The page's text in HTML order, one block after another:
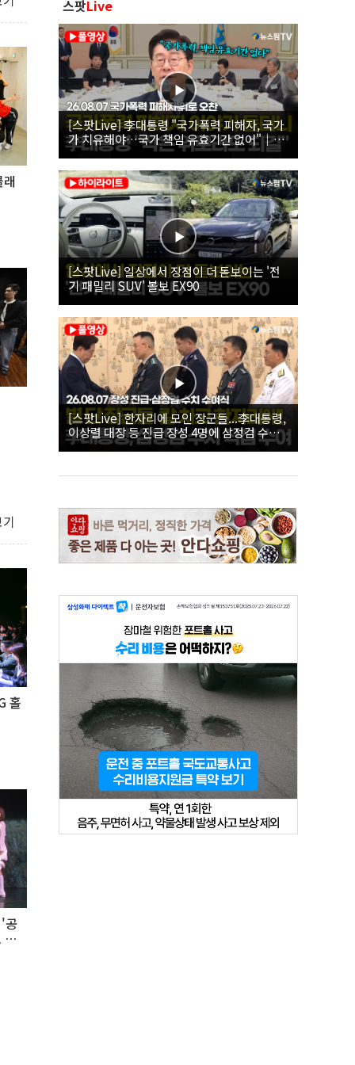
홀
공
첫
스팟Live
[스팟Live] 李대통령 "국가폭력 피해자, 국가
가 치유해야…국가 책임 유효기간 없어"｜
26.08.07 국가폭력 피해자 위로 오찬
[스팟Live] 일상에서 장점이 더 돋보이는 '전
기 패밀리 SUV' 볼보 EX90
[스팟Live] 한자리에 모인 장군들...李대통령,
이상렬 대장 등 진급 장성 4명에 삼정검 수치
직접 수여｜26.08.07 장성 진급·삼정검 수치